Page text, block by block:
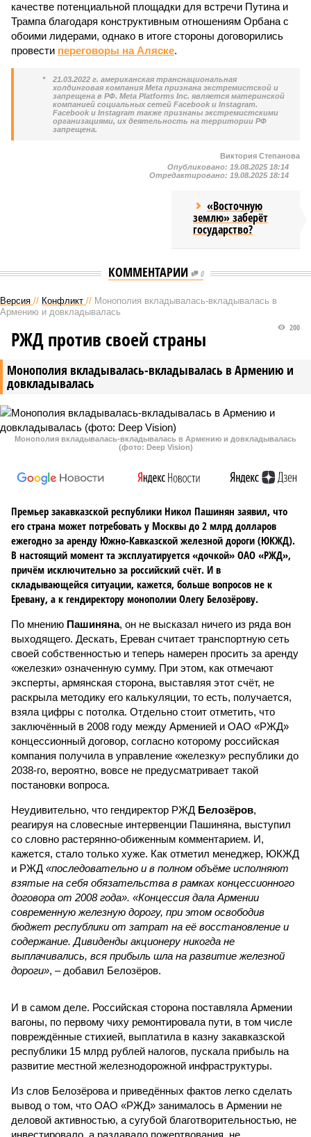
качестве потенциальной площадки для встречи Путина и
Трампа благодаря конструктивным отношениям Орбана с
обоими лидерами, однако в итоге стороны договорились
провести переговоры на Аляске.
*
21.03.2022 г. американская транснациональная
холдинговая компания Meta признана экстремистской и
запрещена в РФ. Meta Platforms Inc. является материнской
компанией социальных сетей Facebook и Instagram.
Facebook и Instagram также признаны экстремистскими
организациями, их деятельность на территории РФ
запрещена.
Виктория Степанова
Опубликовано: 19.08.2025 18:14
Отредактировано: 19.08.2025 18:14
«Восточную
землю» заберёт
государство?
КОММЕНТАРИИ 0
Версия // Конфликт // Монополия вкладывалась-вкладывалась в
Армению и довкладывалась
Монополия вкладывалась-вкладывалась в Армению и
довкладывалась
200
РЖД против своей страны
Монополия вкладывалась-вкладывалась в Армению и довкладывалась
(фото: Deep Vision)
Премьер закавказской республики Никол Пашинян заявил, что
его страна может потребовать у Москвы до 2 млрд долларов
ежегодно за аренду Южно-Кавказской железной дороги (ЮКЖД).
В настоящий момент та эксплуатируется «дочкой» ОАО «РЖД»,
причём исключительно за российский счёт. И в
складывающейся ситуации, кажется, больше вопросов не к
Еревану, а к гендиректору монополии Олегу Белозёрову.
По мнению Пашиняна, он не высказал ничего из ряда вон
выходящего. Дескать, Ереван считает транспортную сеть
своей собственностью и теперь намерен просить за аренду
«железки» означенную сумму. При этом, как отмечают
эксперты, армянская сторона, выставляя этот счёт, не
раскрыла методику его калькуляции, то есть, получается,
взяла цифры с потолка. Отдельно стоит отметить, что
заключённый в 2008 году между Арменией и ОАО «РЖД»
концессионный договор, согласно которому российская
компания получила в управление «железку» республики до
2038-го, вероятно, вовсе не предусматривает такой
постановки вопроса.
Неудивительно, что гендиректор РЖД Белозёров,
реагируя на словесные интервенции Пашиняна, выступил
со словно растерянно-обиженным комментарием. И,
кажется, стало только хуже. Как отметил менеджер, ЮКЖД
и РЖД «последовательно и в полном объёме исполняют
взятые на себя обязательства в рамках концессионного
договора от 2008 года». «Концессия дала Армении
современную железную дорогу, при этом освободив
бюджет республики от затрат на её восстановление и
содержание. Дивиденды акционеру никогда не
выплачивались, вся прибыль шла на развитие железной
дороги», – добавил Белозёров.
И в самом деле. Российская сторона поставляла Армении
вагоны, по первому чиху ремонтировала пути, в том числе
повреждённые стихией, выплатила в казну закавказской
республики 15 млрд рублей налогов, пускала прибыль на
развитие местной железнодорожной инфраструктуры.
Из слов Белозёрова и приведённых фактов легко сделать
вывод о том, что ОАО «РЖД» занималось в Армении не
деловой активностью, а сугубой благотворительностью, не
инвестировало, а раздавало пожертвования, не